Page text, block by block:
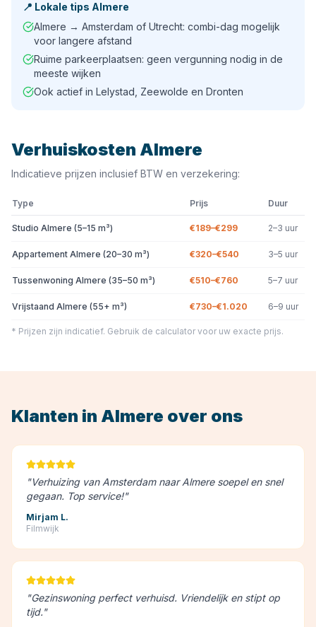
📍 Lokale tips Almere
Almere → Amsterdam of Utrecht: combi-dag mogelijk
voor langere afstand
Ruime parkeerplaatsen: geen vergunning nodig in de
meeste wijken
Ook actief in Lelystad, Zeewolde en Dronten
Verhuiskosten Almere
Indicatieve prijzen inclusief BTW en verzekering:
Type Prijs Duur
Studio Almere (5–15 m³) €189–€299 2–3 uur
Appartement Almere (20–30 m³) €320–€540 3–5 uur
Tussenwoning Almere (35–50 m³) €510–€760 5–7 uur
Vrijstaand Almere (55+ m³) €730–€1.020 6–9 uur
* Prijzen zijn indicatief. Gebruik de calculator voor uw exacte prijs.
Klanten in Almere over ons
"Verhuizing van Amsterdam naar Almere soepel en snel
gegaan. Top service!"
Mirjam L.
Filmwijk
"Gezinswoning perfect verhuisd. Vriendelijk en stipt op
tijd."